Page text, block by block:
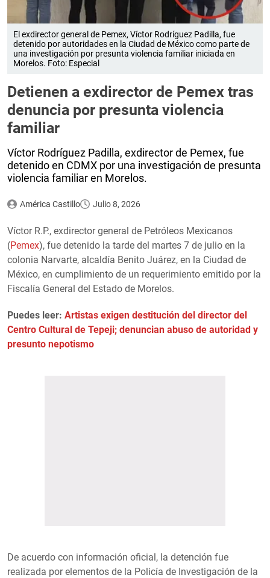
El exdirector general de Pemex, Víctor Rodríguez Padilla, fue
detenido por autoridades en la Ciudad de México como parte de
una investigación por presunta violencia familiar iniciada en
Morelos. Foto: Especial
Detienen a exdirector de Pemex tras
denuncia por presunta violencia
familiar
Víctor Rodríguez Padilla, exdirector de Pemex, fue
detenido en CDMX por una investigación de presunta
violencia familiar en Morelos.
América Castillo Julio 8, 2026
Víctor R.P., exdirector general de Petróleos Mexicanos
(Pemex), fue detenido la tarde del martes 7 de julio en la
colonia Narvarte, alcaldía Benito Juárez, en la Ciudad de
México, en cumplimiento de un requerimiento emitido por la
Fiscalía General del Estado de Morelos.
Puedes leer: Artistas exigen destitución del director del
Centro Cultural de Tepeji; denuncian abuso de autoridad y
presunto nepotismo
De acuerdo con información oficial, la detención fue
realizada por elementos de la Policía de Investigación de la